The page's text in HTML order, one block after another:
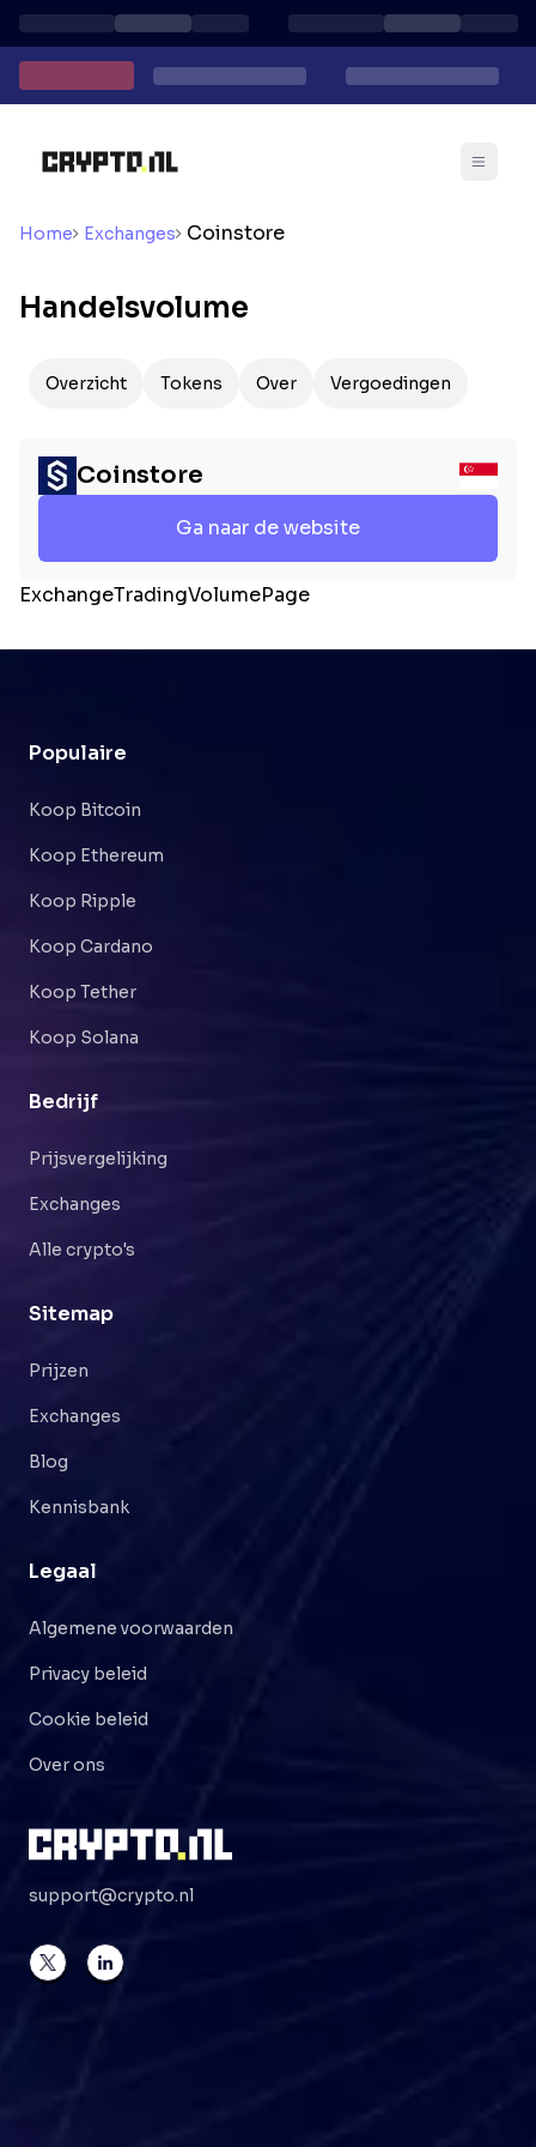
Home Exchanges Coinstore
Handelsvolume
Overzicht Tokens Over Vergoedingen
Coinstore
Ga naar de website
ExchangeTradingVolumePage
Populaire
Koop Bitcoin
Koop Ethereum
Koop Ripple
Koop Cardano
Koop Tether
Koop Solana
Bedrijf
Prijsvergelijking
Exchanges
Alle crypto's
Sitemap
Prijzen
Exchanges
Blog
Kennisbank
Legaal
Algemene voorwaarden
Privacy beleid
Cookie beleid
Over ons
support@crypto.nl